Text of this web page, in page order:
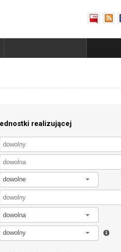
realizującej
dowolne
dowolna
dowolny